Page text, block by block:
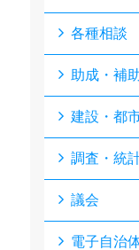
各種相談
助成・補
建設・都
調査・統
議会
電子自治